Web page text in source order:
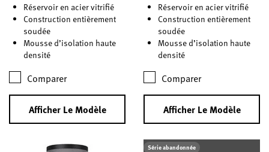
Réservoir en acier vitrifié
Construction entièrement
soudée
Mousse d’isolation haute
densité
Comparer
Afficher Le Modèle
Réservoir en acier vitrifié
Construction entièrement
soudée
Mousse d’isolation haute
densité
Comparer
Afficher Le Modèle
Série abandonnée